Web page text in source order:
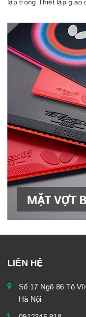
lập trong Thiết lập giao
LIÊN HỆ
Số 17 Ngõ 86 Tô
Hà Nội